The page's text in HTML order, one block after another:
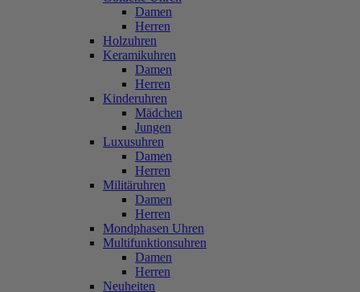
Damen
Herren
Holzuhren
Keramikuhren
Damen
Herren
Kinderuhren
Mädchen
Jungen
Luxusuhren
Damen
Herren
Militäruhren
Damen
Herren
Mondphasen Uhren
Multifunktionsuhren
Damen
Herren
Neuheiten